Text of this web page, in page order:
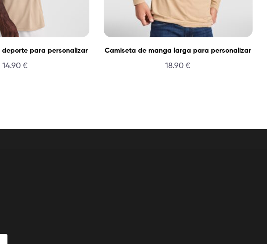
para personalizar
14.90 €
Camiseta de manga larga para personalizar
18.90€